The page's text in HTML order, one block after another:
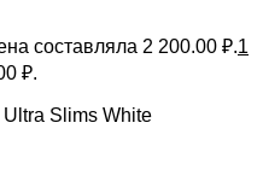
составляла 2 200.00 ₽.1
₽.
Ultra Slims White